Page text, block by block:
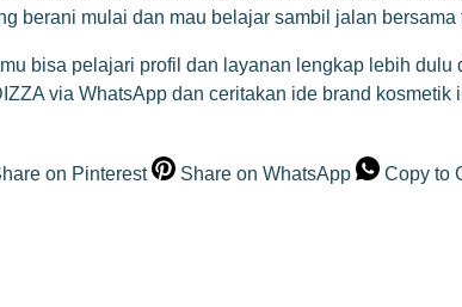
berani mulai dan mau belajar sambil jalan bersama
bisa pelajari profil dan layanan lengkap lebih dulu
via WhatsApp dan ceritakan ide brand kosmetik
on Pinterest Share on WhatsApp Copy to